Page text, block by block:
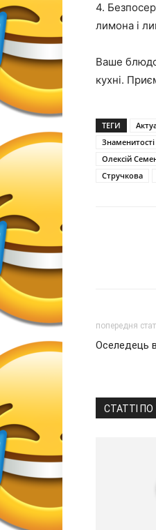
4.
лимона і
Ваше
кухні.
ТЕГИ
Знаменитості
Олексій
Стручкова
попередня
Оселедець в
СТАТТІ ПО